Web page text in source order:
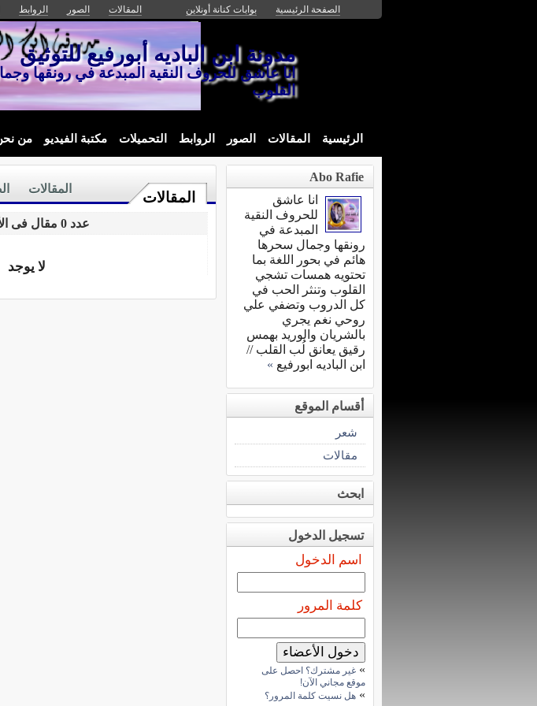
الصفحة الرئيسية بوابات كنانة أونلاين المقالات الصور الروابط
مدونة ابن الباديه أبورفيع للتوثيق
انا عاشق للحروف النقية المبدعة في رونقها
القلوب
الرئيسية المقالات الصور الروابط التحميلات مكتبة الفيديو من
المقالات
المقالات
عدد 0 مقال فى الأرشيف
لا يوجد
Abo Rafie
انا عاشق
للحروف النقية
المبدعة في
رونقها وجمال سحرها
هائم في بحور اللغة بما
تحتويه همسات تشجي
القلوب وتنثر الحب في
كل الدروب وتضفي علي
روحي نغم يجري
بالشريان والوريد بهمس
رقيق يعانق لُب القلب //
ابن الباديه ابورفيع »
أقسام الموقع
شعر
مقالات
ابحث
تسجيل الدخول
اسم الدخول
كلمة المرور
» غير مشترك؟ احصل على
موقع مجاني الآن!
» هل نسيت كلمة المرور؟